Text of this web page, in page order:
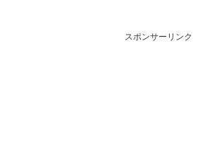
性3.5倍ダ...
スポンサーリンク